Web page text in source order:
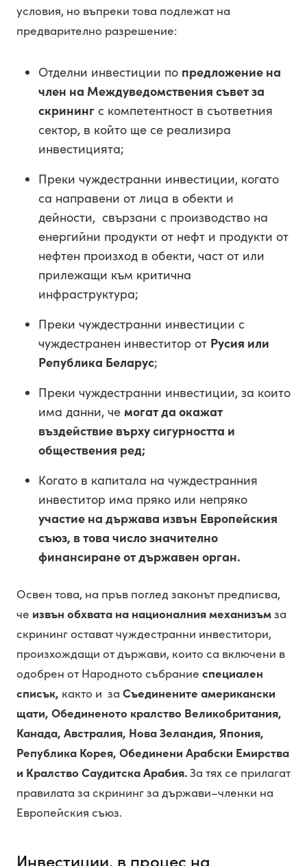
условия, но въпреки това подлежат на
предварително разрешение:
Отделни инвестиции по предложение на
член на Междуведомствения съвет за
скрининг с компетентност в съответния
сектор, в който ще се реализира
инвестицията;
Преки чуждестранни инвестиции, когато
са направени от лица в обекти и
дейности, свързани с производство на
енергийни продукти от нефт и продукти от
нефтен произход в обекти, част от или
прилежащи към критична
инфраструктура;
Преки чуждестранни инвестиции с
чуждестранен инвеститор от Русия или
Република Беларус;
Преки чуждестранни инвестиции, за които
има данни, че могат да окажат
въздействие върху сигурността и
обществения ред;
Когато в капитала на чуждестранния
инвеститор има пряко или непряко
участие на държава извън Европейския
съюз, в това число значително
финансиране от държавен орган.
Освен това, на пръв поглед законът предписва,
че извън обхвата на националния механизъмза
скрининг остават чуждестранни инвеститори,
произхождащи от държави, които са включени в
одобрен от Народното събрание специален
списък, както и за Съединените американски
щати, Обединеното кралство Великобритания,
Канада, Австралия, Нова Зеландия, Япония,
Република Корея, Обединени Арабски Емирства
и Кралство Саудитска Арабия.За тях се прилагат
правилата за скрининг за държави–членки на
Европейския съюз.
Инвестиции, в процес на